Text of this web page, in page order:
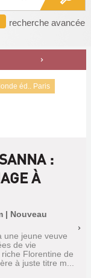
recherche avancée
éd.. Paris
:
À
| Nouveau
une jeune veuve
de vie
Florentine de
à juste titre m...